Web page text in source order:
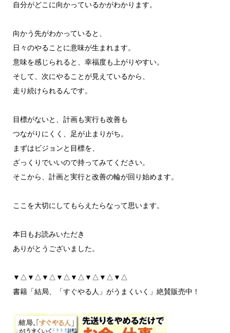
自分がどこに向かっているかがわかります。
向かう先がわかっていると、
日々のやることに意味が生まれます。
意味を感じられると、幸福度も上がりやすい。
そして、次にやることが見えているから、
走り続けられるんです。
目標がないと、計画も実行も改善も
つながりにくく、足が止まりがち。
まずはビジョンと目標を、
ざっくりでいいので持ってみてください。
そこから、計画と実行と改善の輪が回り始めます。
ここを大切にしてもらえたらなって思います。
本日もお読みいただき
ありがとうございました。
▼△▼△▼△▼△▼△▼△▼△▼△
書籍「結局、「すぐやる人」がうまくいく」絶賛販売中！